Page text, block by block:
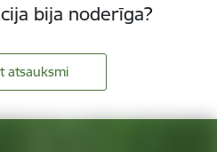
bija noderīga?
atsauksmi